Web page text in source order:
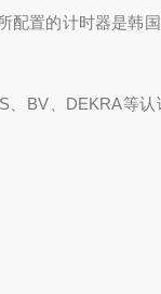
所配置的计时器是韩
、BV、DEKRA等